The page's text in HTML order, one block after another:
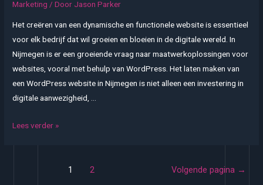
Marketing / Door Jason Parker
Het creëren van een dynamische en functionele website is essentieel
voor elk bedrijf dat wil groeien en bloeien in de digitale wereld. In
Nijmegen is er een groeiende vraag naar maatwerkoplossingen voor
websites, vooral met behulp van WordPress. Het laten maken van
een WordPress website in Nijmegen is niet alleen een investering in
digitale aanwezigheid, …
WordPress
Lees verder »
1 2 Volgende pagina →